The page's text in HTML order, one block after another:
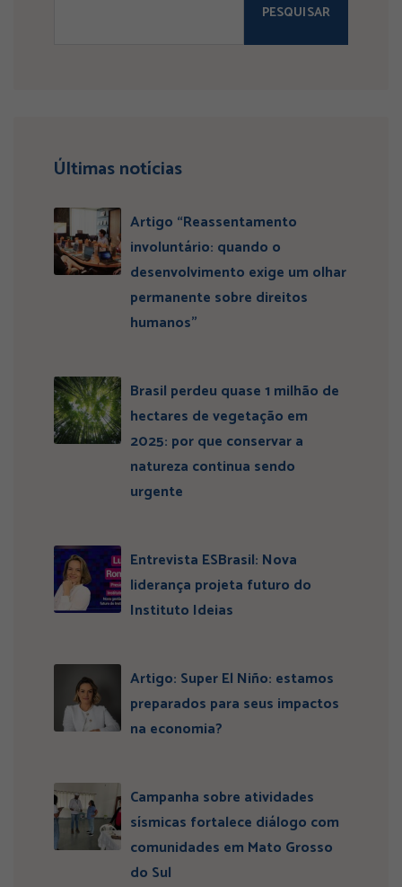
PESQUISAR
Últimas notícias
Artigo “Reassentamento
involuntário: quando o
desenvolvimento exige um olhar
permanente sobre direitos
humanos”
Brasil perdeu quase 1 milhão de
hectares de vegetação em
2025: por que conservar a
natureza continua sendo
urgente
Entrevista ESBrasil: Nova
liderança projeta futuro do
Instituto Ideias
Artigo: Super El Niño: estamos
preparados para seus impactos
na economia?
Campanha sobre atividades
sísmicas fortalece diálogo com
comunidades em Mato Grosso
do Sul